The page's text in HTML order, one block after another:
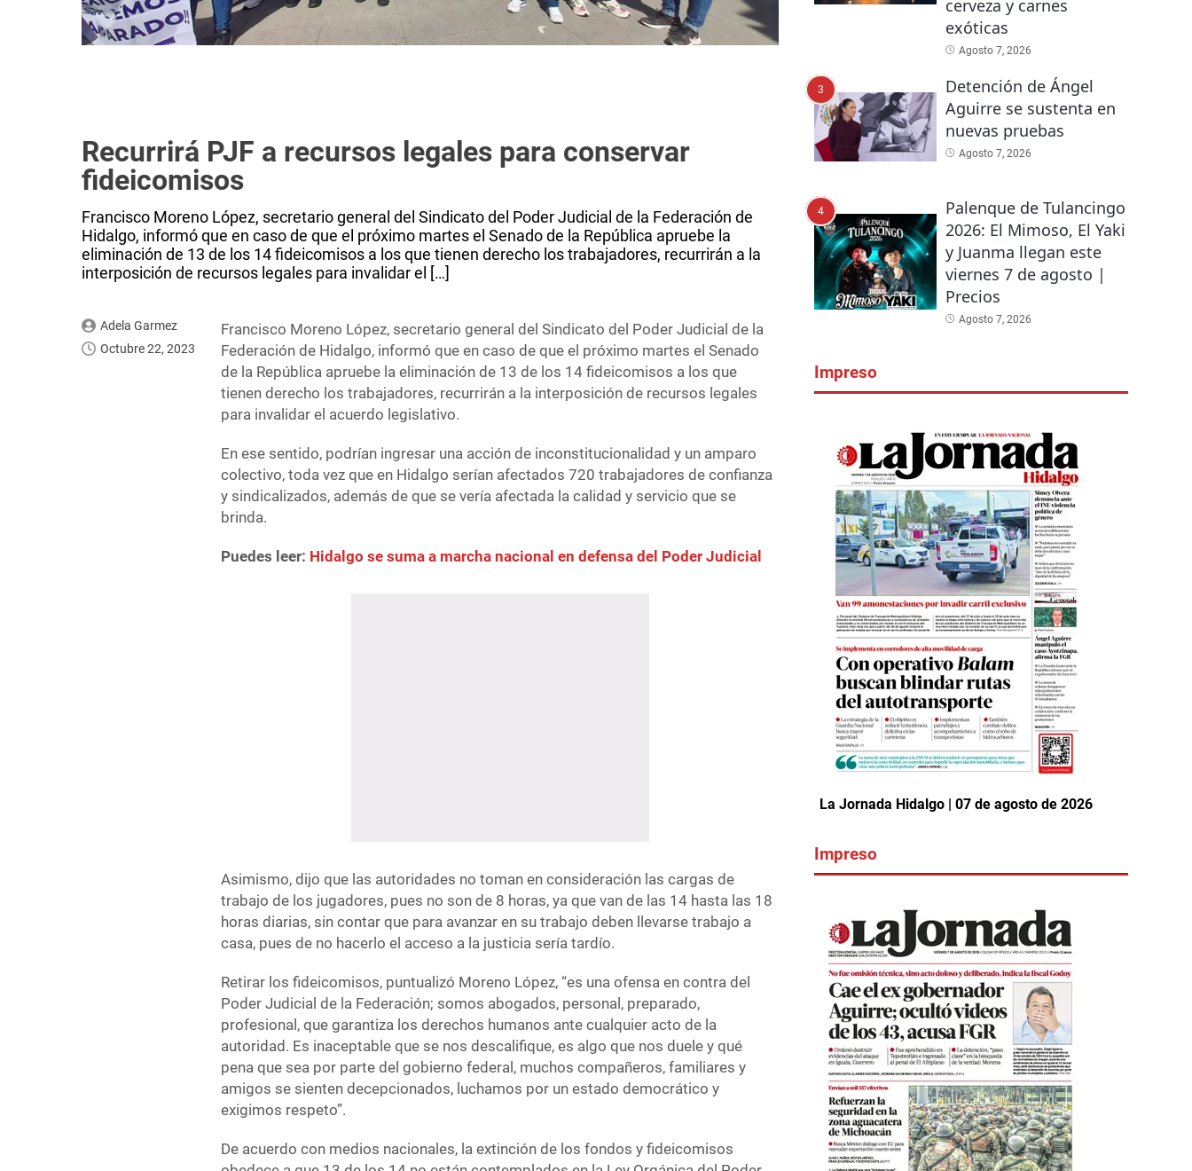
Recurrirá PJF a recursos legales para conservar
fideicomisos
Francisco Moreno López, secretario general del Sindicato del Poder Judicial de la Federación de
Hidalgo, informó que en caso de que el próximo martes el Senado de la República apruebe la
eliminación de 13 de los 14 fideicomisos a los que tienen derecho los trabajadores, recurrirán a la
interposición de recursos legales para invalidar el […]
Adela Garmez
Octubre 22, 2023
Francisco Moreno López, secretario general del Sindicato del Poder Judicial de la
Federación de Hidalgo, informó que en caso de que el próximo martes el Senado
de la República apruebe la eliminación de 13 de los 14 fideicomisos a los que
tienen derecho los trabajadores, recurrirán a la interposición de recursos legales
para invalidar el acuerdo legislativo.
En ese sentido, podrían ingresar una acción de inconstitucionalidad y un amparo
colectivo, toda vez que en Hidalgo serían afectados 720 trabajadores de confianza
y sindicalizados, además de que se vería afectada la calidad y servicio que se
brinda.
Puedes leer: Hidalgo se suma a marcha nacional en defensa del Poder Judicial
Asimismo, dijo que las autoridades no toman en consideración las cargas de
trabajo de los jugadores, pues no son de 8 horas, ya que van de las 14 hasta las 18
horas diarias, sin contar que para avanzar en su trabajo deben llevarse trabajo a
casa, pues de no hacerlo el acceso a la justicia sería tardío.
Retirar los fideicomisos, puntualizó Moreno López, “es una ofensa en contra del
Poder Judicial de la Federación; somos abogados, personal, preparado,
profesional, que garantiza los derechos humanos ante cualquier acto de la
autoridad. Es inaceptable que se nos descalifique, es algo que nos duele y qué
pena que sea por parte del gobierno federal, muchos compañeros, familiares y
amigos se sienten decepcionados, luchamos por un estado democrático y
exigimos respeto”.
De acuerdo con medios nacionales, la extinción de los fondos y fideicomisos
cerveza y carnes
exóticas
Agosto 7, 2026
3
Detención de Ángel
Aguirre se sustenta en
nuevas pruebas
Agosto 7, 2026
4
Palenque de Tulancingo
2026: El Mimoso, El Yaki
y Juanma llegan este
viernes 7 de agosto |
Precios
Agosto 7, 2026
Impreso
La Jornada Hidalgo | 07 de agosto de 2026
Impreso